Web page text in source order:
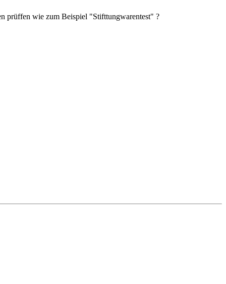
prüffen wie zum Beispiel "Stifttungwarentest" ?